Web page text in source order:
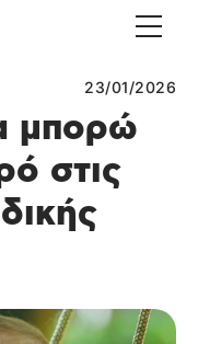
23/01/2026
μπορώ
στις